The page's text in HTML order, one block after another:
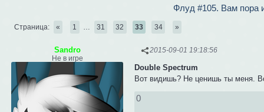
Флуд #105. Вам пора
Страница: « 1 31 32 33 34 »
2015-09-01 19:18:56
Sandro
Не в игре
Double Spectrum
Вот видишь? Не ценишь ты меня.
0